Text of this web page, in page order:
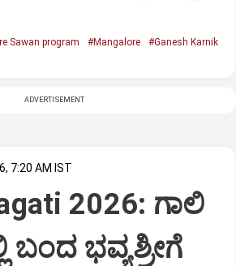
Sawan program #Mangalore
#Ganesh Karnik
ADVERTISEMENT
7:20 AM IST
2026: ಗಾಲಿ
ಬಂದ ಭವ್ಯಶ್ರೀಗೆ